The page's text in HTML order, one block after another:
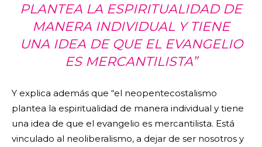
PLANTEA LA ESPIRITUALIDAD DE
MANERA INDIVIDUAL Y TIENE
UNA IDEA DE QUE EL EVANGELIO
ES MERCANTILISTA”
Y explica además que “el neopentecostalismo
plantea la espiritualidad de manera individual y tiene
una idea de que el evangelio es mercantilista. Está
vinculado al neoliberalismo, a dejar de ser nosotros y